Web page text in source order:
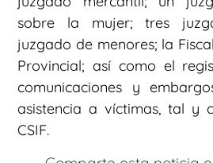
sobre la mujer; tres
juzgado de menores; la
Provincial; así como el
comunicaciones y
asistencia a víctimas, tal y
CSIF.